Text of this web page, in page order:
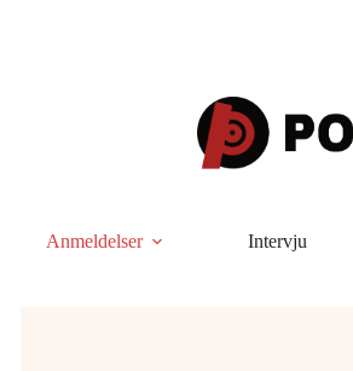
Anmeldelser Intervju